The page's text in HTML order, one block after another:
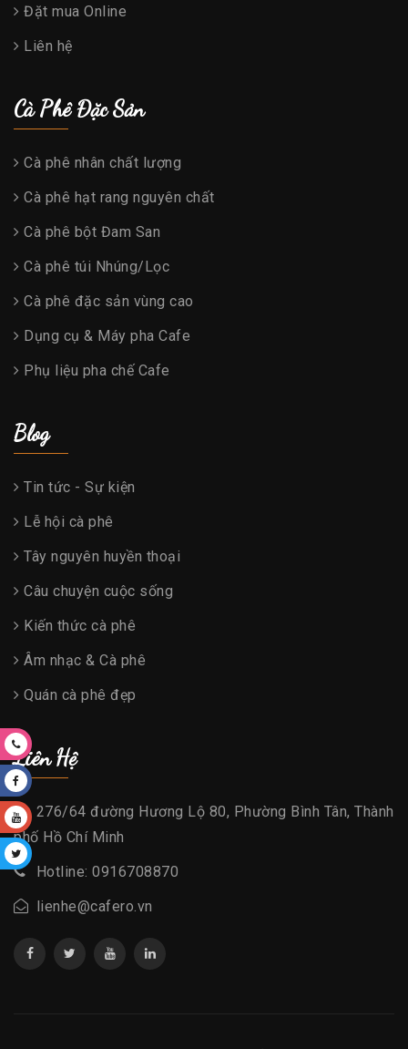
Đặt mua Online
Liên hệ
Cà Phê Đặc Sản
Cà phê nhân chất lượng
Cà phê hạt rang nguyên chất
Cà phê bột Đam San
Cà phê túi Nhúng/Lọc
Cà phê đặc sản vùng cao
Dụng cụ & Máy pha Cafe
Phụ liệu pha chế Cafe
Blog
Tin tức - Sự kiện
Lễ hội cà phê
Tây nguyên huyền thoại
Câu chuyện cuộc sống
Kiến thức cà phê
Âm nhạc & Cà phê
Quán cà phê đẹp
Liên Hệ
276/64 đường Hương Lộ 80, Phường Bình Tân, Thành
phố Hồ Chí Minh
Hotline: 0916708870
lienhe@cafero.vn